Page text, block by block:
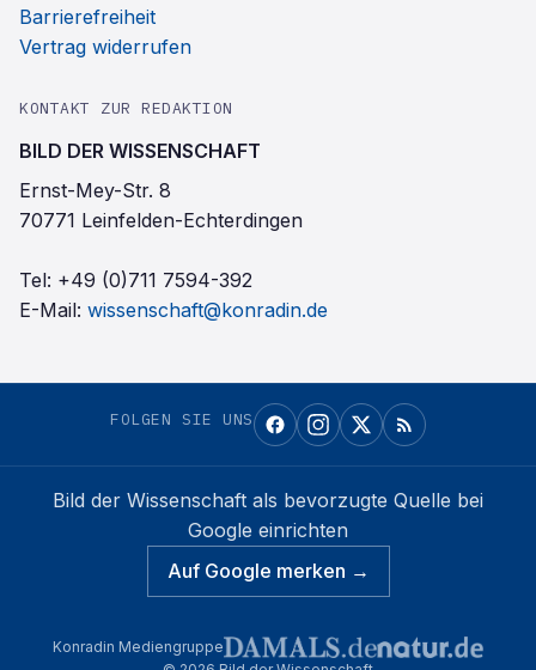
Barrierefreiheit
Vertrag widerrufen
KONTAKT ZUR REDAKTION
BILD DER WISSENSCHAFT
Ernst-Mey-Str. 8
70771 Leinfelden-Echterdingen
Tel: +49 (0)711 7594-392
E-Mail: wissenschaft@konradin.de
FOLGEN SIE UNS
Bild der Wissenschaft als bevorzugte Quelle bei
Google einrichten
Auf Google merken →
Konradin Mediengruppe